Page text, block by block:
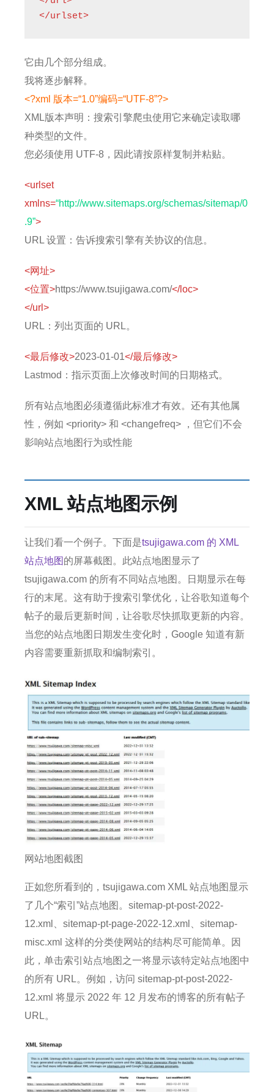
</urlset>
它由几个部分组成。
我将逐步解释。
<?xml 版本=“1.0”编码=“UTF-8”?>
XML版本声明：搜索引擎爬虫使用它来确定读取哪
种类型的文件。
您必须使用 UTF-8，因此请按原样复制并粘贴。
<urlset
xmlns=“http://www.sitemaps.org/schemas/sitemap/0
.9”>
URL 设置：告诉搜索引擎有关协议的信息。
<网址>
<位置>https://www.tsujigawa.com/</loc>
</url>
URL：列出页面的 URL。
<最后修改>2023-01-01</最后修改>
Lastmod：指示页面上次修改时间的日期格式。
所有站点地图必须遵循此标准才有效。 还有其他属
性，例如 <priority> 和 <changefreq> ，但它们不会
影响站点地图行为或性能
XML 站点地图示例
让我们看一个例子。 下面是tsujigawa.com 的 XML
站点地图 的屏幕截图。 此站点地图显示了
tsujigawa.com 的所有不同站点地图。
日期显示在每
行的末尾。 这有助于搜索引擎优化，让谷歌知道每个
帖子的最后更新时间，让谷歌尽快抓取更新的内容。
当您的站点地图日期发生变化时，Google 知道有新
内容需要重新抓取和编制索引。
网站地图截图
正如您所看到的，tsujigawa.com XML 站点地图显示
了几个“索引”站点地图。 sitemap-pt-post-2022-
12.xml、sitemap-pt-page-2022-12.xml、sitemap-
misc.xml 这样的分类使网站的结构尽可能简单。
因
此，单击索引站点地图之一将显示该特定站点地图中
的所有 URL。 例如，访问 sitemap-pt-post-2022-
12.xml 将显示 2022 年 12 月发布的博客的所有帖子
URL。